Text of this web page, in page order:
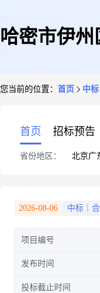
哈密市伊
您当前的位置： 首页 中
首页 招标预告
省份地区： 北京广
2026-08-06 中标｜
项目编号
发布时间
投标截止时间